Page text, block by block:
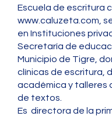
Escuela de escritura
www.caluzeta.com,
en Instituciones
Secretaría de
Municipio de Tigre,
clínicas de escritura,
académica y talleres
de textos.
Es directora de la